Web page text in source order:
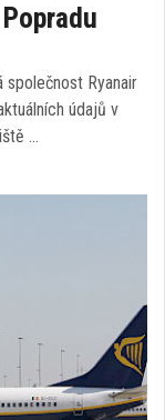
Ryanair
údajů v
…